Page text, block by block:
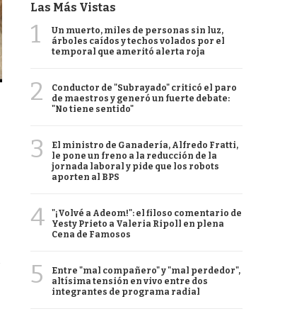
Las Más Vistas
1
Un muerto, miles de personas sin luz,
árboles caídos y techos volados por el
temporal que ameritó alerta roja
2
Conductor de "Subrayado" criticó el paro
de maestros y generó un fuerte debate:
"No tiene sentido"
3
El ministro de Ganadería, Alfredo Fratti,
le pone un freno a la reducción de la
jornada laboral y pide que los robots
aporten al BPS
4
"¡Volvé a Adeom!": el filoso comentario de
Yesty Prieto a Valeria Ripoll en plena
Cena de Famosos
5
Entre "mal compañero" y "mal perdedor",
altísima tensión en vivo entre dos
integrantes de programa radial